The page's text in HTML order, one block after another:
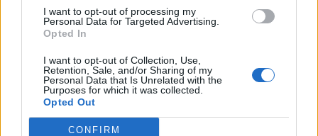
I want to opt-out of processing my
Personal Data for Targeted Advertising.
Opted In
I want to opt-out of Collection, Use,
Retention, Sale, and/or Sharing of my
Personal Data that Is Unrelated with the
Purposes for which it was collected.
Opted Out
CONFIRM
Secciones destacadas
Noticias y actualidad sobre Días
Internacionales